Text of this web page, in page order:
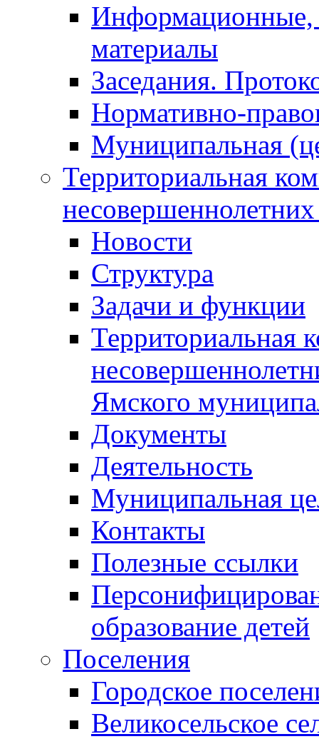
Информационные,
материалы
Заседания.
Нормативно-
Муниципальная
Территориальная
Новости
Структура
Задачи и функции
Территориальная
Ямского
Документы
Деятельность
Муниципальная
Контакты
Полезные ссылки
образование детей
Поселения
Городское
Великосельское